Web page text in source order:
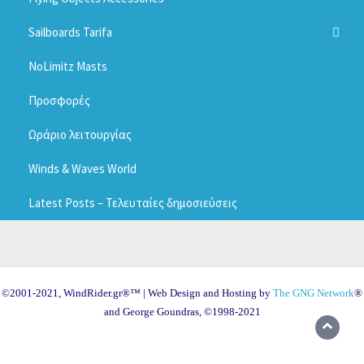
Ezzy Masts
Sailboards Tarifa
About Sailboards Tarifa
Custom Boards
NoLimitz Masts
Προσφορές
Ωράριο λειτουργίας
Winds & Waves World
Latest Posts – Τελευταίες δημοσιεύσεις
(ολοκληρωμένα πακέτα για αρχάριους + δωρεάν μαθήματα +
©2001-2021, WindRider.gr®™ | Web Design and Hosting by The GNG Network®
and George Goundras, ©1998-2021